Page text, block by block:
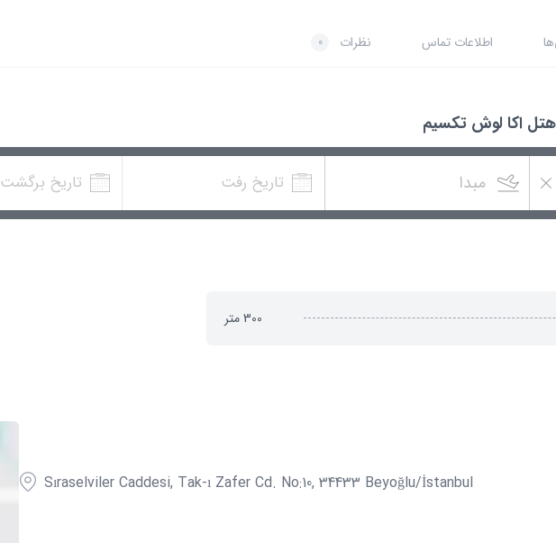
اطلاعات تماس نظرات 0
اکا لوش تکسیم
مبدا تاریخ رفت تاریخ برگشت
300متر
Sıraselviler Caddesi, Tak-ı Zafer Cd. No:10, 34433 Beyoğlu/İstanbul